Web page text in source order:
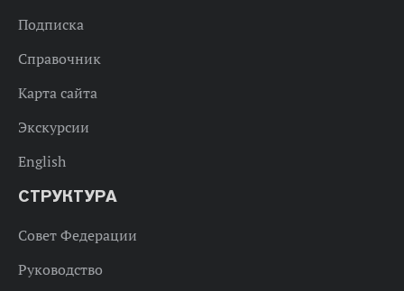
Подписка
Справочник
Карта сайта
Экскурсии
English
СТРУКТУРА
Совет Федерации
Руководство